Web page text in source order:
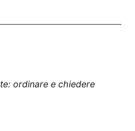
ordinare e chiedere